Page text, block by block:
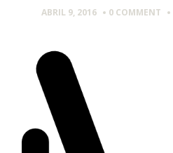
ABRIL 9, 2016 0 COMMENT